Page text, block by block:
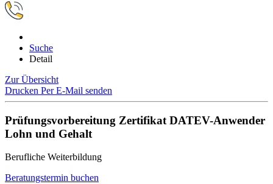
Suche
Detail
Zur Übersicht
Drucken Per E-Mail senden
Prüfungsvorbereitung Zertifikat DATEV-Anwender
Lohn und Gehalt
Berufliche Weiterbildung
Beratungstermin buchen